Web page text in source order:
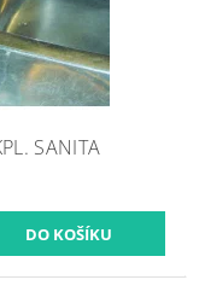
SANITA